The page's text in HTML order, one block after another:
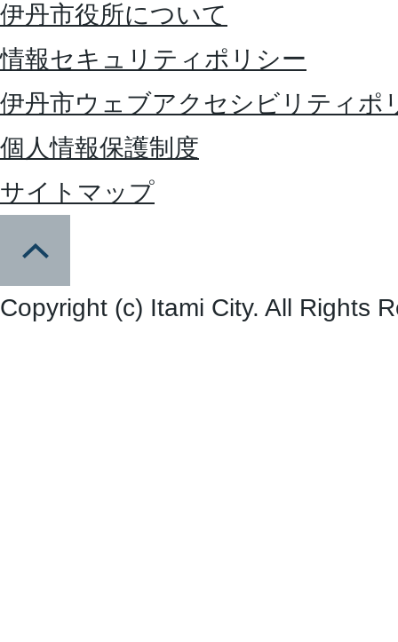
伊丹市役所について
情報セキュリティポリシー
伊丹市ウェブアクセシビリティポ
個人情報保護制度
サイトマップ
Copyright (c) Itami City. All Rights